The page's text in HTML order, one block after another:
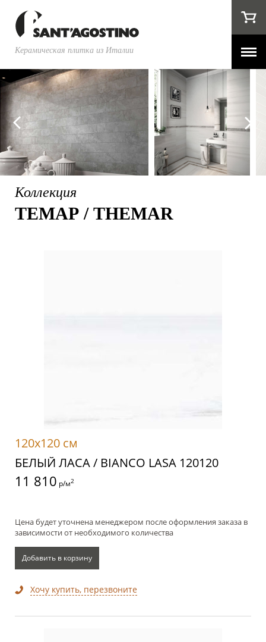
Керамическая плитка из Италии
Коллекция
ТЕМАР / THEMAR
120x120 см
БЕЛЫЙ ЛАСА / BIANCO LASA 120120
11 810 р/м2
Цена будет уточнена менеджером после оформления заказа в
зависимости от необходимого количества
Добавить в корзину
Хочу купить, перезвоните